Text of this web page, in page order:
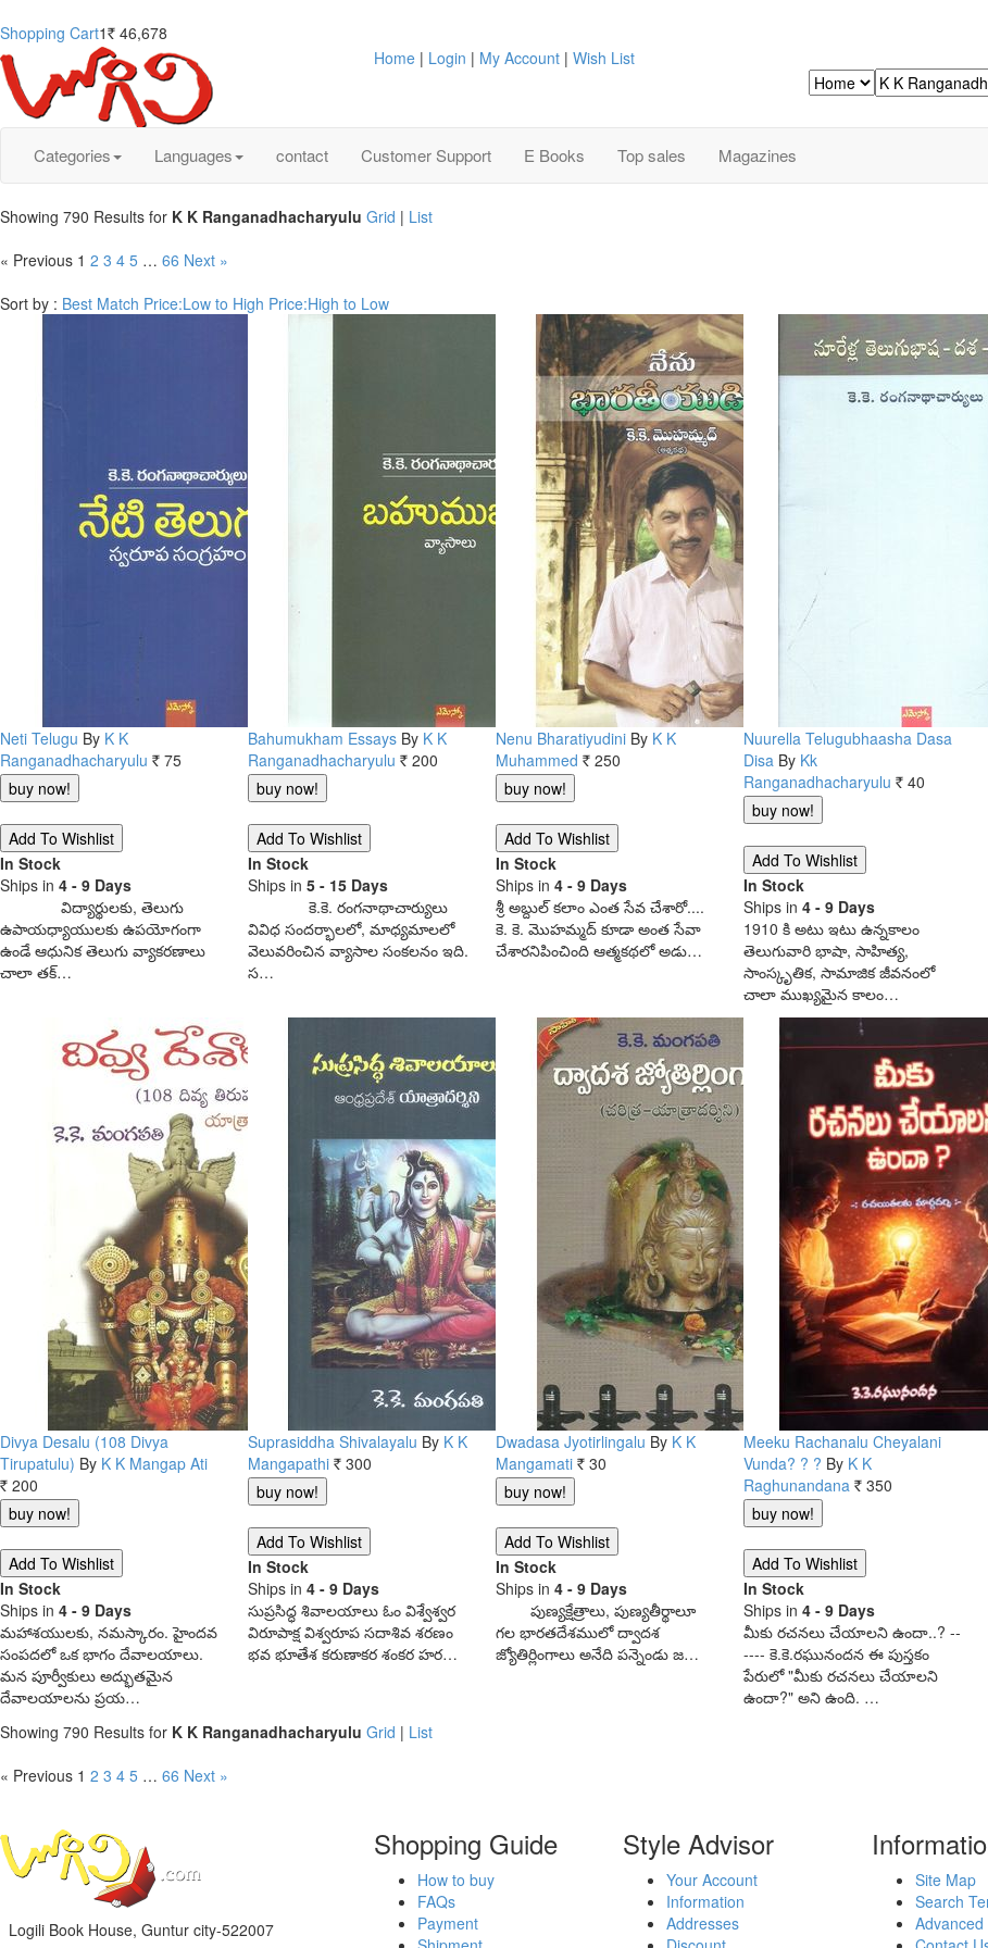
Shopping Cart1 Rs.
46,678
Home| Login | My Account| Wish List
Categories Languages contact Customer Support E Books Top sales Magazines
Showing 790 Results for K K Ranganadhacharyulu Grid | List
« Previous 1 2 3 4 5 … 66 Next »
Sort by : Best Match Price:Low to High Price:High to Low
Neti Telugu By K K
Ranganadhacharyulu
Rs. 75
In Stock
Ships in 4 - 9 Days
విద్యార్థులకు, తెలుగు
ఉపాయధ్యాయులకు ఉపయోగంగా
ఉండే ఆధునిక తెలుగు వ్యాకరణాలు
చాలా తక్…
Bahumukham Essays By K K
Ranganadhacharyulu
Rs. 200
In Stock
Ships in 5 - 15 Days
కె.కె. రంగనాథాచార్యులు
వివిధ సందర్భాలలో, మాధ్యమాలలో
వెలువరించిన వ్యాసాల సంకలనం ఇది.
స…
Nenu Bharatiyudini By K K
Muhammed
Rs. 250
In Stock
Ships in 4 - 9 Days
శ్రీ అబ్దుల్ కలాం ఎంత సేవ చేశారో....
కె. కె. మొహమ్మద్ కూడా అంత సేవా
చేశారనిపించింది ఆత్మకథలో అడు…
Nuurella Telugubhaasha Dasa
Disa By Kk
Ranganadhacharyulu
Rs. 40
In Stock
Ships in 4 - 9 Days
1910 కి అటు ఇటు ఉన్నకాలం
తెలుగువారి భాషా, సాహిత్య,
సాంస్కృతిక, సామాజిక జీవనంలో
చాలా ముఖ్యమైన కాలం…
Divya Desalu (108 Divya
Tirupatulu) By K K Mangap Ati
Rs. 200
In Stock
Ships in 4 - 9 Days
మహాశయులకు, నమస్కారం. హైందవ
సంపదలో ఒక భాగం దేవాలయాలు.
మన పూర్వీకులు అద్భుతమైన
దేవాలయాలను ప్రయ…
Suprasiddha Shivalayalu By K K
Mangapathi Rs. 300
In Stock
Ships in 4 - 9 Days
సుప్రసిద్ధ శివాలయాలు ఓం విశ్వేశ్వర
విరూపాక్ష విశ్వరూప సదాశివ శరణం
భవ భూతేశ కరుణాకర శంకర హర…
Dwadasa Jyotirlingalu By K K
Mangamati Rs. 30
In Stock
Ships in 4 - 9 Days
పుణ్యక్షేత్రాలు, పుణ్యతీర్థాలూ
గల భారతదేశములో ద్వాదశ
జ్యోతిర్లింగాలు అనేది పన్నెండు జ…
Meeku Rachanalu Cheyalani
Vunda? ? ? By K K
Raghunandana Rs. 350
In Stock
Ships in 4 - 9 Days
మీకు రచనలు చేయాలని ఉందా..? --
---- కె.కె.రఘునందన ఈ పుస్తకం
పేరులో "మీకు రచనలు చేయాలని
ఉందా?" అని ఉంది. …
Showing 790 Results for K K Ranganadhacharyulu Grid | List
« Previous 1 2 3 4 5 … 66 Next »
Logili Book House, Guntur city-522007
Shopping Guide
How to buy
FAQs
Payment
Style Advisor
Your Account
Information
Addresses
Site Map
Search
Advanced